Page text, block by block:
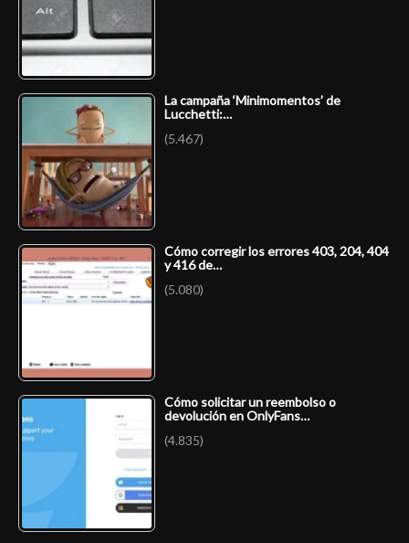
La campaña ‘Minimomentos’ de
Lucchetti:…
(5.467)
Cómo corregir los errores 403, 204, 404
y 416 de…
(5.080)
Cómo solicitar un reembolso o
devolución en OnlyFans…
(4.835)